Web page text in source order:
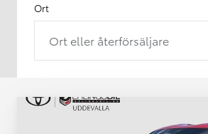
Ort
Ort eller återförsäljare